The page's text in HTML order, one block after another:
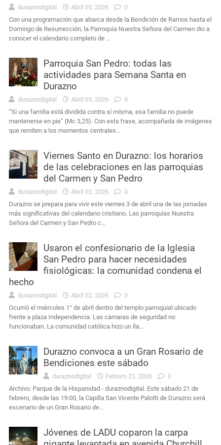
duraznodigital Abril 05, 2026
0
Con una programación que abarca desde la Bendición de Ramos hasta el
Domingo de Resurrección, la Parroquia Nuestra Señora del Carmen dio a
conocer el calendario completo de …
Parroquia San Pedro: todas las
actividades para Semana Santa en
Durazno
duraznodigital Abril 05, 2026
0
“Si una familia está dividida contra sí misma, esa familia no puede
mantenerse en pie” (Mc 3,25). Con esta frase, acompañada de imágenes
que remiten a los momentos centrales…
Viernes Santo en Durazno: los horarios
de las celebraciones en las parroquias
del Carmen y San Pedro
duraznodigital Abril 03, 2026
0
Durazno se prepara para vivir este viernes 3 de abril una de las jornadas
más significativas del calendario cristiano. Las parroquias Nuestra
Señora del Carmen y San Pedro c…
Usaron el confesionario de la Iglesia
San Pedro para hacer necesidades
fisiológicas: la comunidad condena el
hecho
duraznodigital Abril 02, 2026
0
Ocurrió el miércoles 1° de abril dentro del templo parroquial ubicado
frente a plaza Independencia. Las cámaras de seguridad no
funcionaban. La comunidad católica hizo un lla…
Durazno convoca a un Gran Rosario de
Bendiciones este sábado
duraznodigital Febrero 21, 2026
0
Archivo: Parque de la Hispanidad - duraznodigital. Este sábado 21 de
febrero, desde las 19:00, la Capilla San Vicente Palotti de Durazno será
escenario de un Gran Rosario de…
Jóvenes de LADU coparon la carpa